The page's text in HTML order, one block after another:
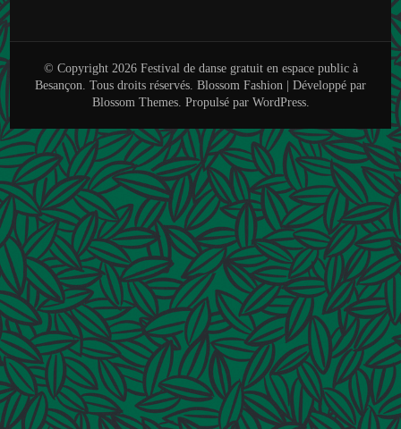
© Copyright 2026 Festival de danse gratuit en espace public à
Besançon . Tous droits réservés. Blossom Fashion | Développé par
Blossom Themes. Propulsé par WordPress.